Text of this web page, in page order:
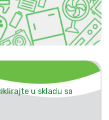
u skladu sa